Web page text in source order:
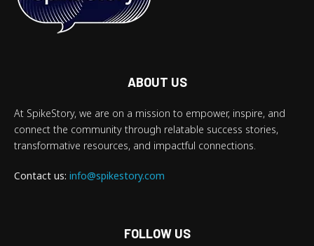
ABOUT US
At SpikeStory, we are on a mission to empower, inspire, and
connect the community through relatable success stories,
transformative resources, and impactful connections.
Contact us: info@spikestory.com
FOLLOW US